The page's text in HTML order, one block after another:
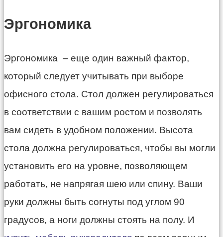
Эргономика
Эргономика – еще один важный фактор,
который следует учитывать при выборе
офисного стола. Стол должен регулироваться
в соответствии с вашим ростом и позволять
вам сидеть в удобном положении. Высота
стола должна регулироваться, чтобы вы могли
установить его на уровне, позволяющем
работать, не напрягая шею или спину. Ваши
руки должны быть согнуты под углом 90
градусов, а ноги должны стоять на полу. И